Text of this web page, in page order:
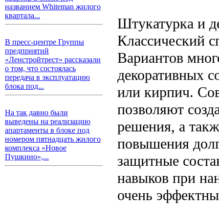
названием Whiteman жилого
квартала...
В пресс-центре Группы
предприятий
«Ленстройтрест» рассказали
о том, что состоялась
передача в эксплуатацию
блока под...
На так давно были
выведены на реализацию
апартаменты в блоке под
номером пятнадцать жилого
комплекса «Новое
Пушкино»,...
Штукатурка и
Классический
Вариантов
декоративных
или кирпич.
позволяют
решения, а
повышения
защитные
навыков при
очень